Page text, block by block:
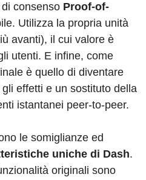
di consenso Proof-of-
Utilizza la propria unità
avanti), il cui valore è
utenti. E infine, come
è quello di diventare
effetti e un sostituto della
istantanei peer-to-peer.
le somiglianze ed
uniche di Dash.
originali sono